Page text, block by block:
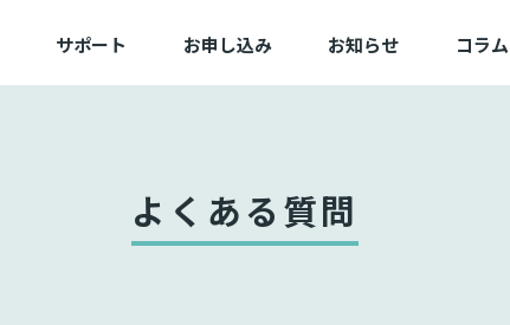
サポート
困ったときは
サービス状態
お申し込み
切替お申し込み
備品お申し込み
お知らせ コラム
よくある質問